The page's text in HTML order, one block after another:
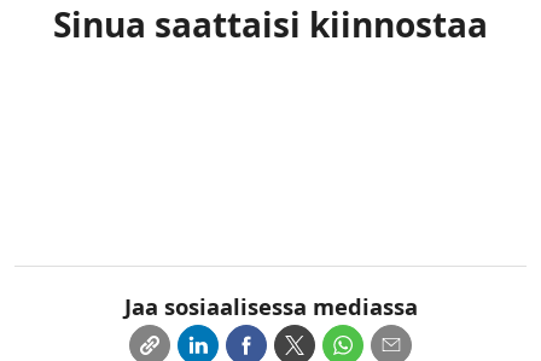
Sinua saattaisi kiinnostaa
Jaa sosiaalisessa mediassa